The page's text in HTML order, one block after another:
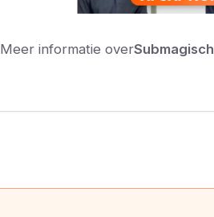
Meer informatie overSubmagisch